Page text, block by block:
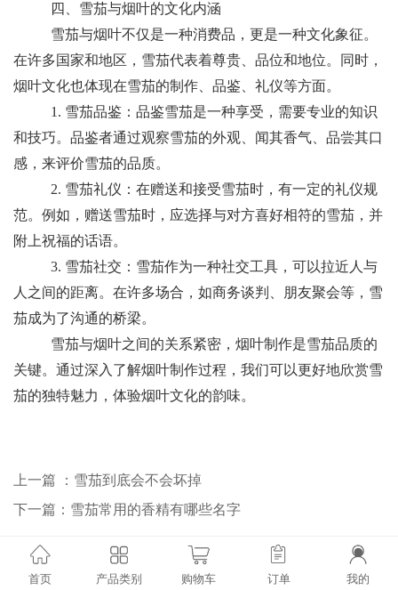
四、雪茄与烟叶的文化内涵
雪茄与烟叶不仅是一种消费品，更是一种文化象征。
在许多国家和地区，雪茄代表着尊贵、品位和地位。同时，
烟叶文化也体现在雪茄的制作、品鉴、礼仪等方面。
1. 雪茄品鉴：品鉴雪茄是一种享受，需要专业的知识
和技巧。品鉴者通过观察雪茄的外观、闻其香气、品尝其口
感，来评价雪茄的品质。
2. 雪茄礼仪：在赠送和接受雪茄时，有一定的礼仪规
范。例如，赠送雪茄时，应选择与对方喜好相符的雪茄，并
附上祝福的话语。
3. 雪茄社交：雪茄作为一种社交工具，可以拉近人与
人之间的距离。在许多场合，如商务谈判、朋友聚会等，雪
茄成为了沟通的桥梁。
雪茄与烟叶之间的关系紧密，烟叶制作是雪茄品质的
关键。通过深入了解烟叶制作过程，我们可以更好地欣赏雪
茄的独特魅力，体验烟叶文化的韵味。
上一篇 ：雪茄到底会不会坏掉
下一篇：雪茄常用的香精有哪些名字
首页 产品类别 购物车 订单 我的